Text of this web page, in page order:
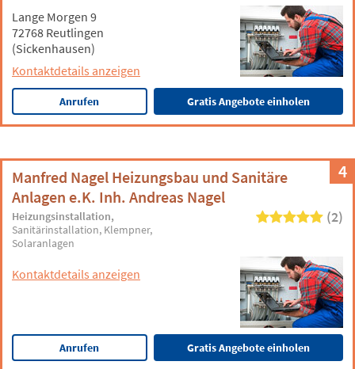
Lange Morgen 9
72768 Reutlingen
(Sickenhausen)
Kontaktdetails anzeigen
Anrufen Gratis Angebote einholen
4
Manfred Nagel Heizungsbau und Sanitäre
Anlagen e.K. Inh. Andreas Nagel
Heizungsinstallation
Sanitärinstallation Klempner
Solaranlagen
(2)
Kontaktdetails anzeigen
Anrufen Gratis Angebote einholen